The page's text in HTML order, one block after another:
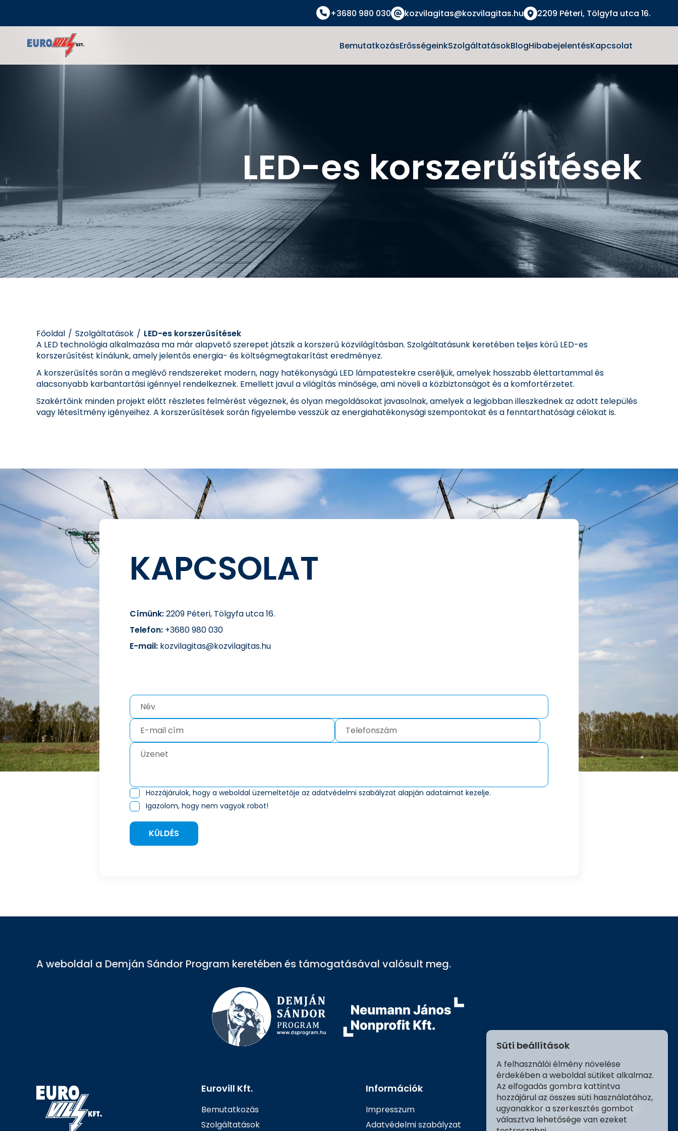
+3680 980 030 kozvilagitas@kozvilagitas.hu 2209 Péteri, Tölgyfa utca 16.
BemutatkozásErősségeinkSzolgáltatásokBlogHibabejelentésKapcsolat
LED-es korszerűsítések
Főoldal Szolgáltatások
LED-es korszerűsítések
A LED technológia alkalmazása ma már alapvető szerepet játszik a korszerű közvilágításban. Szolgáltatásunk keretében teljes körű LED-es
korszerűsítést kínálunk, amely jelentős energia- és költségmegtakarítást eredményez.
A korszerűsítés során a meglévő rendszereket modern, nagy hatékonyságú LED lámpatestekre cseréljük, amelyek hosszabb élettartammal és
alacsonyabb karbantartási igénnyel rendelkeznek. Emellett javul a világítás minősége, ami növeli a közbiztonságot és a komfortérzetet.
Szakértőink minden projekt előtt részletes felmérést végeznek, és olyan megoldásokat javasolnak, amelyek a legjobban illeszkednek az adott település
vagy létesítmény igényeihez. A korszerűsítések során figyelembe vesszük az energiahatékonysági szempontokat és a fenntarthatósági célokat is.
Süti beállítások
A felhasználói élmény növelése
érdekében a weboldal sütiket alkalmaz.
Az elfogadás gombra kattintva
hozzájárul az összes süti használatához,
ugyanakkor a szerkesztés gombot
választva lehetősége van ezeket
KAPCSOLAT
Címünk:2209 Péteri, Tölgyfa utca 16.
Telefon: +3680 980 030
E-mail: kozvilagitas@kozvilagitas.hu
Hozzájárulok, hogy a weboldal üzemeltetője az adatvédelmi szabályzat alapján adataimat kezelje.
Igazolom, hogy nem vagyok robot!
KÜLDÉS
A weboldal a Demján Sándor Program keretében és támogatásával valósult meg.
Eurovill Kft.
Bemutatkozás
Szolgáltatások
Információk
Impresszum
Adatvédelmi szabályzat
Elérhetőségek
2209 Péteri, Tölgyfa utca 16.
+3680 980 030